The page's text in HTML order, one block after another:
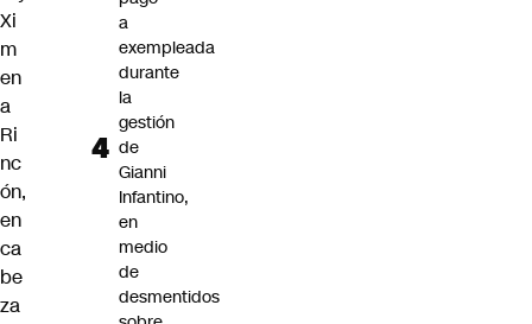
Xi
m
en
a
Ri
nc
ón,
en
ca
be
za
a
exempleada
durante
la
gestión
de
Gianni
Infantino,
en
medio
de
desmentidos